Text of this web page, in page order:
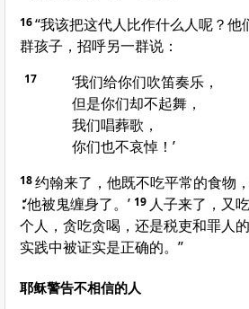
16“我该把这代人比作什么人呢？他
群孩子，招呼另一群说：
17
‘我们给你们吹笛奏乐，
但是你们却不起舞，
我们唱葬歌，
你们也不哀悼！’
18约翰来了，他既不吃平常的食物
∶‘他被鬼缠身了。’ 19 人子来了，又
个人，贪吃贪喝，还是税吏和罪人
实践中被证实是正确的。”
耶稣警告不相信的人